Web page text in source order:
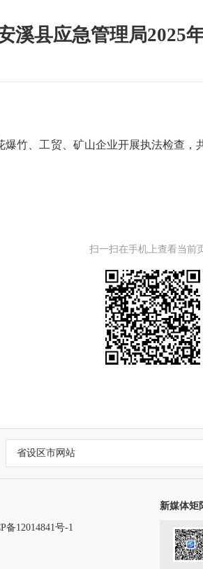
溪县应急管理局2025
竹、 工贸、矿山企业开展执法检查，
扫一扫在手机上查看当前
省设区市网站
备12014841号-1
新媒体矩